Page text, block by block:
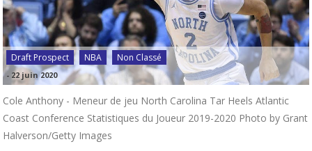
Draft Prospect NBA Non Classé
- 22 juin 2020
Cole Anthony - Meneur de jeu North Carolina Tar Heels Atlantic
Coast Conference Statistiques du Joueur 2019-2020 Photo by Grant
Halverson/Getty Images